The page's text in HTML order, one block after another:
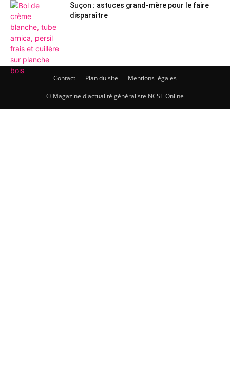
Suçon : astuces grand-mère pour le faire
disparaître
Contact Plan du site Mentions légales
© Magazine d'actualité généraliste NCSE Online